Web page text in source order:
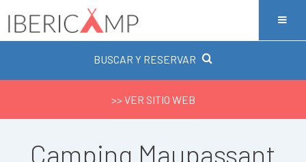
BUSCAR Y RESERVAR
>> VER SITIO WEB
Camping Maupassant